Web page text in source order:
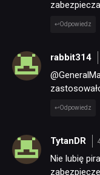
Odpowiedz
rabbit314
Odpowiedz
TytanDR
Nie lubię